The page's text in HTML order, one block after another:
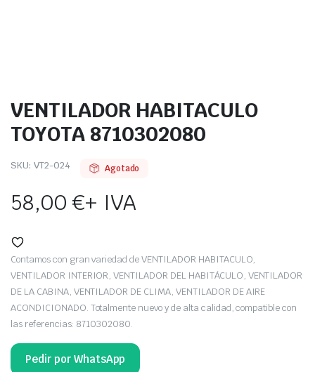
VENTILADOR HABITACULO
TOYOTA 8710302080
SKU: VT2-024 Agotado
58,00€+ IVA
Contamos con gran variedad de VENTILADOR HABITACULO,
VENTILADOR INTERIOR, VENTILADOR DEL HABITÁCULO, VENTILADOR
DE LA CABINA, VENTILADOR DE CLIMA, VENTILADOR DE AIRE
ACONDICIONADO. Totalmente nuevo y de alta calidad, compatible con
las referencias: 8710302080.
Pedir por WhatsApp